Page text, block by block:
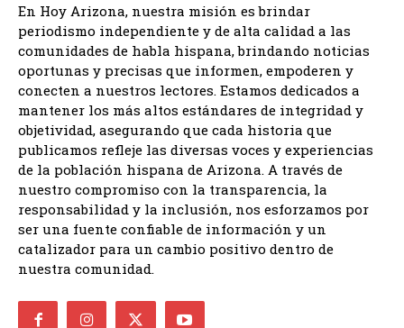
En Hoy Arizona, nuestra misión es brindar
periodismo independiente y de alta calidad a las
comunidades de habla hispana, brindando noticias
oportunas y precisas que informen, empoderen y
conecten a nuestros lectores. Estamos dedicados a
mantener los más altos estándares de integridad y
objetividad, asegurando que cada historia que
publicamos refleje las diversas voces y experiencias
de la población hispana de Arizona. A través de
nuestro compromiso con la transparencia, la
responsabilidad y la inclusión, nos esforzamos por
ser una fuente confiable de información y un
catalizador para un cambio positivo dentro de
nuestra comunidad.